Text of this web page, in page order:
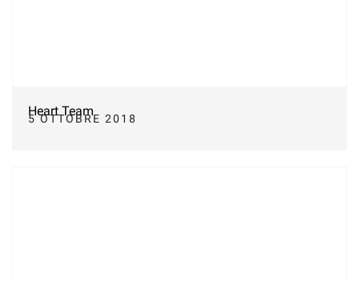
Heart Team
5 OTTOBRE 2018